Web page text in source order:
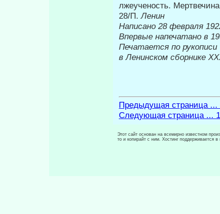
лжеученость.
28/П.Ленин
Написано 28 февраля
Впервые
Печатается по рукописи
в Ленинском сборнике
Предыдущая страница ...
Следующая страница ...
Этот сайт основан на всемирно известном
то и копирайт с ним. Хостинг поддерживается